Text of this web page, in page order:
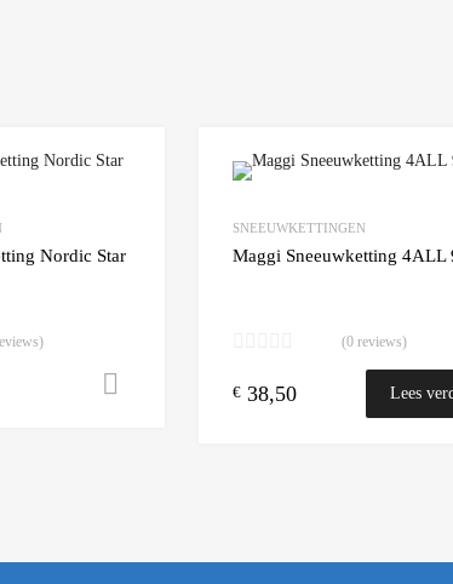
Add to Wishlist
Nordic Star
Toevoegen aan winkelwagen
SNEEUWKETTINGEN
Maggi Sneeuwketting 4ALL
(0 reviews)
€ 38,50 Lees